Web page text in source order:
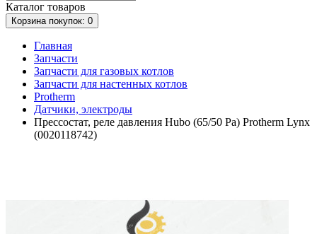
Каталог товаров
Корзинапокупок: 0
Главная
Запчасти
Запчасти для газовых котлов
Запчасти для настенных котлов
Protherm
Датчики, электроды
Прессостат, реле давления Hubo (65/50 Pa) Protherm Lynx
(0020118742)